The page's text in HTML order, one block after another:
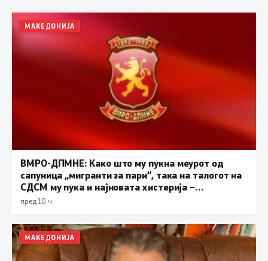
МАКЕДОНИЈА
ВМРО-ДПМНЕ: Како што му пукна меурот од
сапуница „мигранти за пари“, така на талогот на
СДСМ му пука и најновата хистерија –
прифаќање на француски предлог
пред 10 ч.
МАКЕДОНИЈА